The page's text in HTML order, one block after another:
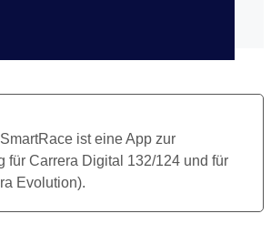
SmartRace ist eine App zur
Carrera Digital 132/124 und für
Evolution).